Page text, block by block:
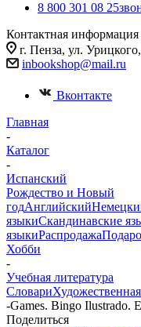
8 800 301 08 25
Контактная информация
г. Пенза, ул.
inbookshop@mail.ru
Вконтакте
Главная
-
Каталог
-
Испанский
Рождество и Новый
годАнглийский
языкиСкандинавские
языкиРаспродажа
Хобби
-
Учебная литература
Словари
-Games. Bingo Ilustrado.
Поделиться